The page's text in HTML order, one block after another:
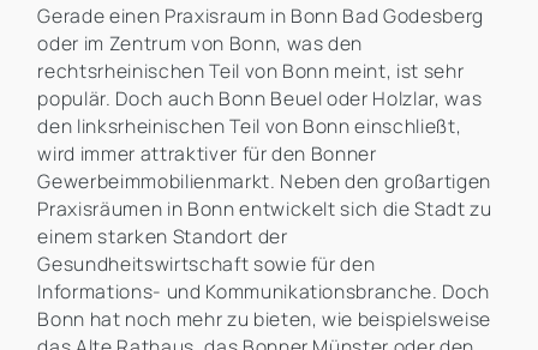
Gerade einen Praxisraum in Bonn Bad Godesberg
oder im Zentrum von Bonn, was den
rechtsrheinischen Teil von Bonn meint, ist sehr
populär. Doch auch Bonn Beuel oder Holzlar, was
den linksrheinischen Teil von Bonn einschließt,
wird immer attraktiver für den Bonner
Gewerbeimmobilienmarkt. Neben den großartigen
Praxisräumen in Bonn entwickelt sich die Stadt zu
einem starken Standort der
Gesundheitswirtschaft sowie für den
Informations- und Kommunikationsbranche. Doch
Bonn hat noch mehr zu bieten, wie beispielsweise